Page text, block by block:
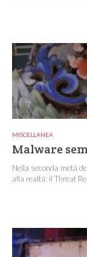
MISCELLANEA
Malware
Nella seconda metà
alla realtà: il Threat